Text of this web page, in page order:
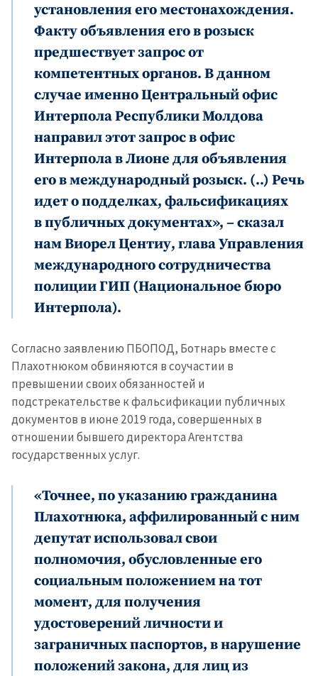
Отправить
информацию
О ZDG
în Română in English
установления его местонахождения.
Факту объявления его в розыск
предшествует запрос от
компетентных органов. В данном
случае именно Центральный офис
Интерпола Республики Молдова
направил этот запрос в офис
Интерпола в Лионе для объявления
его в международный розыск. (..) Речь
идет о подделках, фальсификациях
в публичных документах», – сказал
нам Виорел Центиу, глава Управления
международного сотрудничества
полиции ГИП (Национальное бюро
Интерпола).
Согласно заявлению ПБОПОД, Ботнарь вместе с
Плахотнюком обвиняются в соучастии в
превышении своих обязанностей и
подстрекательстве к фальсификации публичных
документов в июне 2019 года, совершенных в
отношении бывшего директора Агентства
государственных услуг.
«Точнее, по указанию гражданина
Плахотнюка, аффилированный с ним
депутат использовал свои
полномочия, обусловленные его
социальным положением на тот
момент, для получения
удостоверений личности и
заграничных паспортов, в нарушение
положений закона, для лиц из